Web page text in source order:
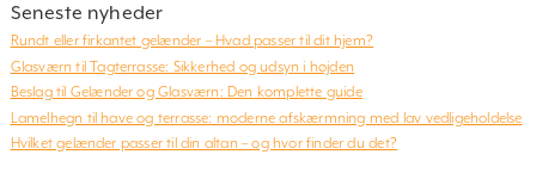
Seneste nyheder
Rundt eller firkantet gelænder – Hvad passer til dit hjem?
Glasværn til Tagterrasse: Sikkerhed og udsyn i højden
Beslag til Gelænder og Glasværn: Den komplette guide
Lamelhegn til have og terrasse: moderne afskærmning med lav vedligeholdelse
Hvilket gelænder passer til din altan – og hvor finder du det?